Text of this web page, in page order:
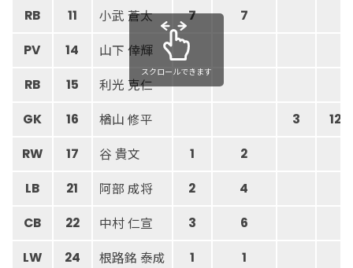
RB 11 小武 蒼太 7 7
PV 14 山下 倖輝
RB 15 利光 克仁
GK 16 楢山 修平 3 12
RW 17 谷 貴文 1 2
LB 21 阿部 成将 2 4
CB 22 中村 仁宣 3 6
LW 24 根路銘 泰成 1 1
スクロールできます